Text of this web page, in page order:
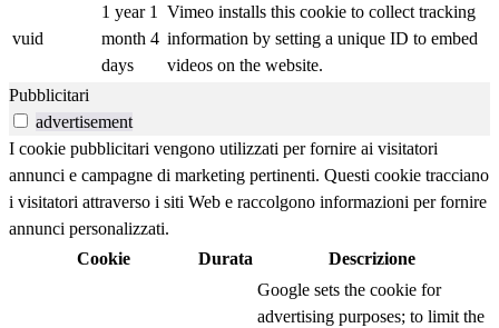
vuid
1 year 1
month 4
days
Vimeo installs this cookie to collect tracking
information by setting a unique ID to embed
videos on the website.
Pubblicitari
advertisement
I cookie pubblicitari vengono utilizzati per fornire ai visitatori
annunci e campagne di marketing pertinenti. Questi cookie tracciano
i visitatori attraverso i siti Web e raccolgono informazioni per fornire
annunci personalizzati.
Cookie
Durata Descrizione
Google sets the cookie for
advertising purposes; to limit the